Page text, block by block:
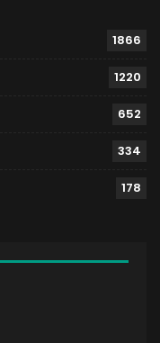
1866
1220
652
334
178